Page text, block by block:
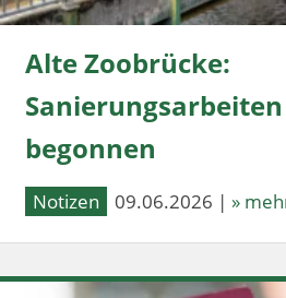
Alte Zoobrücke:
begonnen
Notizen 09.06.2026 | »